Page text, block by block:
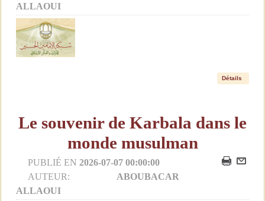
ALLAOUI
Détails
Le souvenir de Karbala dans le
monde musulman
PUBLIÉ EN 2026-07-07 00:00:00
AUTEUR:
ABOUBACAR
ALLAOUI